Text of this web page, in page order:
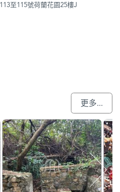
至115號荷蘭花園25樓J
更多...